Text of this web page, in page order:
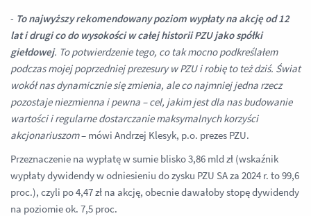
- To najwyższy rekomendowany poziom wypłaty na akcję od 12
lat i drugi co do wysokości w całej historii PZU jako spółki
giełdowej. To potwierdzenie tego, co tak mocno podkreślałem
podczas mojej poprzedniej prezesury w PZU i robię to też dziś. Świat
wokół nas dynamicznie się zmienia, ale co najmniej jedna rzecz
pozostaje niezmienna i pewna – cel, jakim jest dla nas budowanie
wartości i regularne dostarczanie maksymalnych korzyści
akcjonariuszom– mówi Andrzej Klesyk, p.o. prezes PZU.
Przeznaczenie na wypłatę w sumie blisko 3,86 mld zł (wskaźnik
wypłaty dywidendy w odniesieniu do zysku PZU SA za 2024 r. to 99,6
proc.), czyli po 4,47 zł na akcję, obecnie dawałoby stopę dywidendy
na poziomie ok. 7,5 proc.